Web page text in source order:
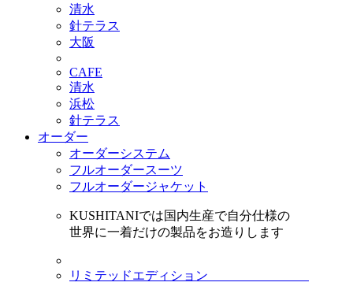
清水
針テラス
大阪
CAFE
清水
浜松
針テラス
オーダー
オーダーシステム
フルオーダースーツ
フルオーダージャケット
KUSHITANIでは国内生産で自分仕様の
世界に一着だけの製品をお造りします
リミテッドエディション